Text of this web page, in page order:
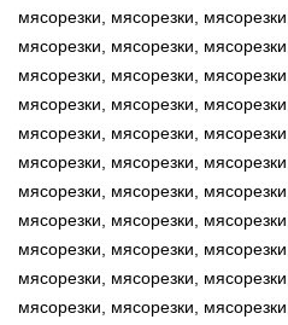
мясорезки, мясорезки,
мясорезки, мясорезки,
мясорезки, мясорезки,
мясорезки, мясорезки,
мясорезки, мясорезки,
мясорезки, мясорезки,
мясорезки, мясорезки,
мясорезки, мясорезки,
мясорезки, мясорезки,
мясорезки, мясорезки,
мясорезки, мясорезки,